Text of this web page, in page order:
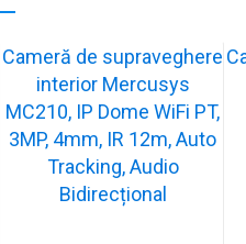
Cameră de supraveghere
interior Mercusys
MC210, IP Dome WiFi PT,
3MP, 4mm, IR 12m, Auto
Tracking, Audio
Bidirecțional